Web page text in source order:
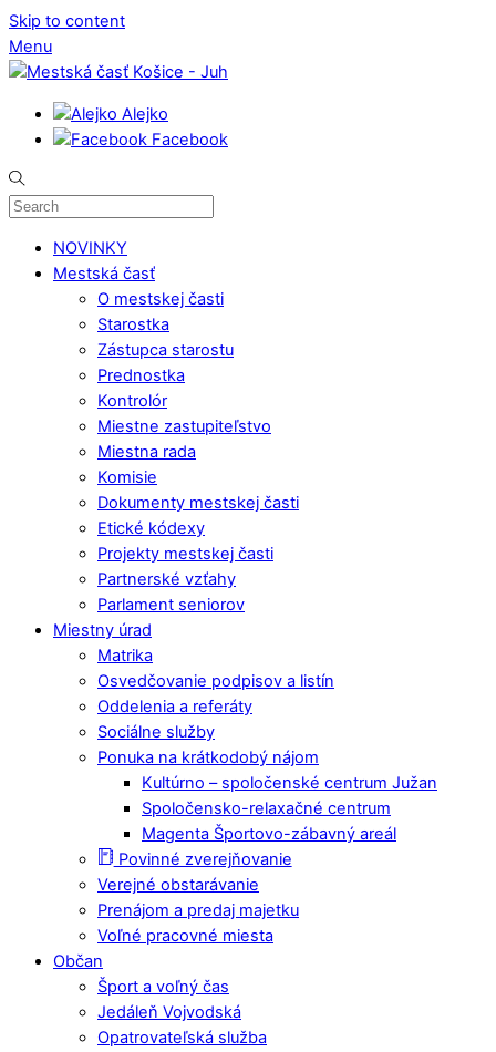
Skip to content
Menu
Alejko
Facebook
NOVINKY
Mestská časť
O mestskej časti
Starostka
Zástupca starostu
Prednostka
Kontrolór
Miestne zastupiteľstvo
Miestna rada
Komisie
Dokumenty mestskej časti
Etické kódexy
Projekty mestskej časti
Partnerské vzťahy
Parlament seniorov
Miestny úrad
Matrika
Osvedčovanie podpisov a listín
Oddelenia a referáty
Sociálne služby
Ponuka na krátkodobý nájom
Kultúrno – spoločenské centrum Južan
Spoločensko-relaxačné centrum
Magenta Športovo-zábavný areál
Povinné zverejňovanie
Verejné obstarávanie
Prenájom a predaj majetku
Voľné pracovné miesta
Občan
Šport a voľný čas
Jedáleň Vojvodská
Opatrovateľská služba